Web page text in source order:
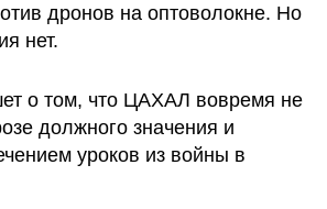
дронов на оптоволокне. Но
нет.
о том, что ЦАХАЛ вовремя не
должного значения и
уроков из войны в